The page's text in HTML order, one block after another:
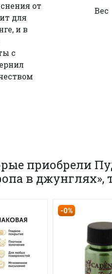
от
для
и в
с
Вес
приобрели
в джунглях»,
-0%